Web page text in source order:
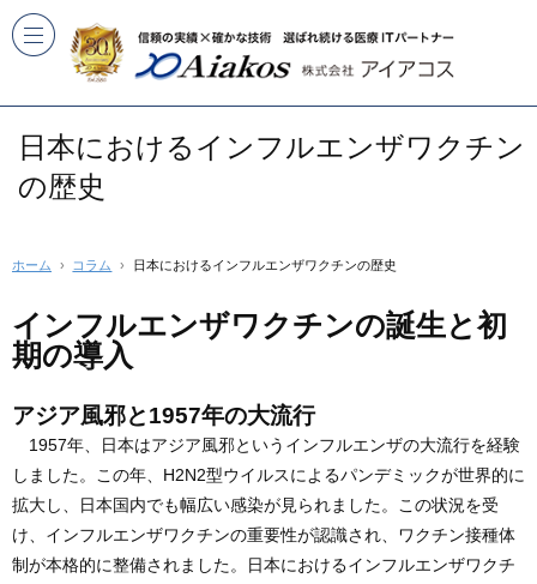
日本におけるインフルエンザワクチン
の歴史
ホーム コラム 日本におけるインフルエンザワクチンの歴史
インフルエンザワクチンの誕生と初
期の導入
アジア風邪と1957年の大流行
1957年、日本はアジア風邪というインフルエンザの大流行を経験
しました。この年、H2N2型ウイルスによるパンデミックが世界的に
拡大し、日本国内でも幅広い感染が見られました。この状況を受
け、インフルエンザワクチンの重要性が認識され、ワクチン接種体
制が本格的に整備されました。日本におけるインフルエンザワクチ